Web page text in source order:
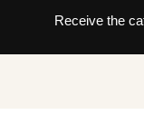
Receive the